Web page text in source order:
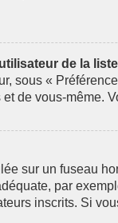
de la
sous «
de vous-même.
sur un fuseau
par
inscrits. Si